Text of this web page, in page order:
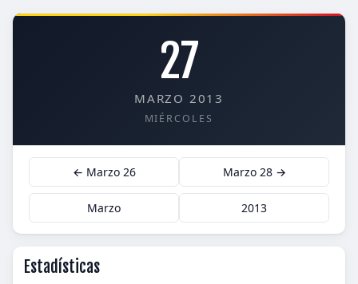
27
MARZO 2013
MIÉRCOLES
← Marzo 26 Marzo 28 →
Marzo 2013
Estadísticas